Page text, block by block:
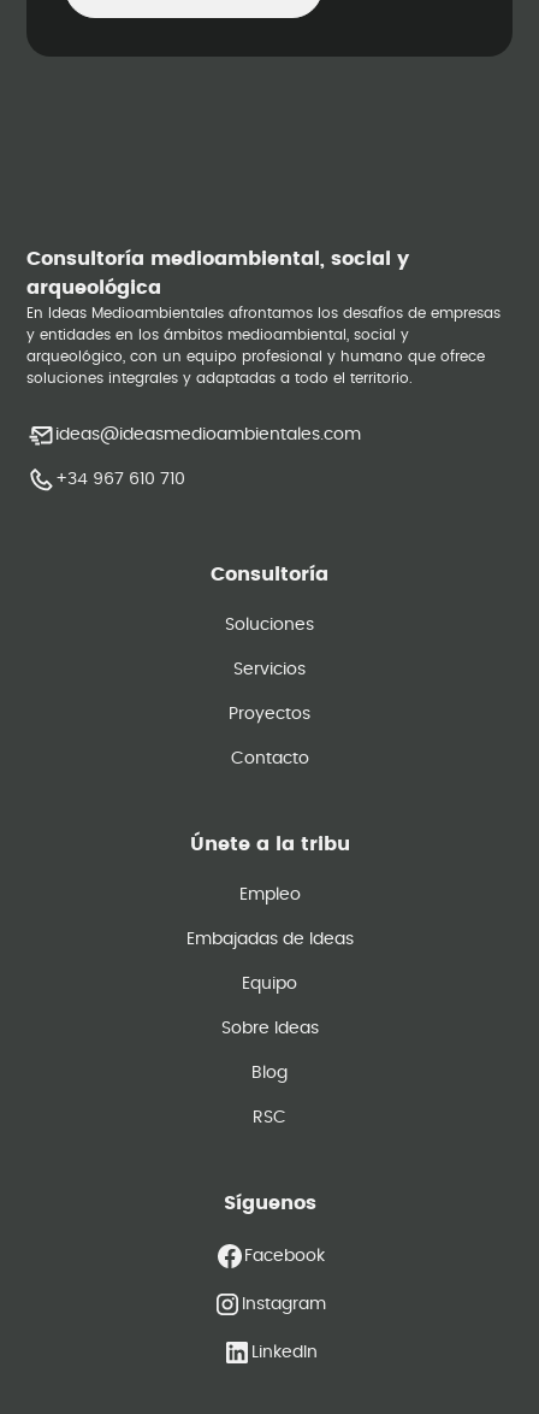
Consultoría medioambiental, social y
arqueológica
En Ideas Medioambientales afrontamos los desafíos de empresas
y entidades en los ámbitos medioambiental, social y
arqueológico, con un equipo profesional y humano que ofrece
soluciones integrales y adaptadas a todo el territorio.
ideas@ideasmedioambientales.com
+34 967 610 710
Consultoría
Soluciones
Servicios
Proyectos
Contacto
Únete a la tribu
Empleo
Embajadas de Ideas
Equipo
Sobre Ideas
Blog
RSC
Síguenos
Facebook
Instagram
LinkedIn